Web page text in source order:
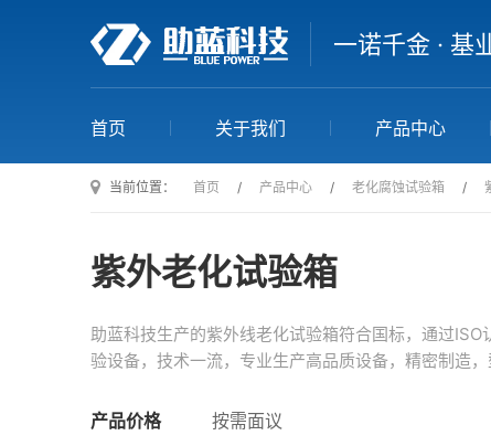
一诺千金 · 基
首页 关于我们 产品中心
当前位置： 首页 / 产品中心 / 老化腐蚀试验箱 /
紫外老化试验箱
助蓝科技生产的紫外线老化试验箱符合国标，通过
验设备，技术一流，专业生产高品质设备，精密制造，
产品价格
按需面议